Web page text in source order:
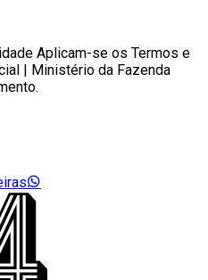
Aplicam-se os Termos e
| Ministério da Fazenda